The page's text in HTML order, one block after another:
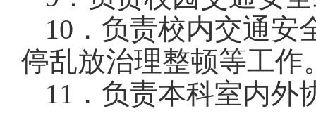
10 ．负责校内交通
停乱放治理整顿等工作
11 ．负责本科室内